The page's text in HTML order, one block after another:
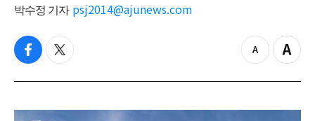
박수정 기자 psj2014@ajunews.com
f
c
b
t
i
t
z
o
o
Z
o
i